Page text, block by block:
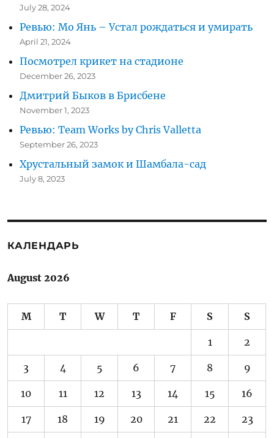
July 28, 2024
Ревью: Мо Янь – Устал рождаться и умирать
April 21, 2024
Посмотрел крикет на стадионе
December 26, 2023
Дмитрий Быков в Брисбене
November 1, 2023
Ревью: Team Works by Chris Valletta
September 26, 2023
Хрустальный замок и Шамбала-сад
July 8, 2023
КАЛЕНДАРЬ
August 2026
M T W T F S S
1 2
3 4 5 6 7 8 9
10 11 12 13 14 15 16
17 18 19 20 21 22 23